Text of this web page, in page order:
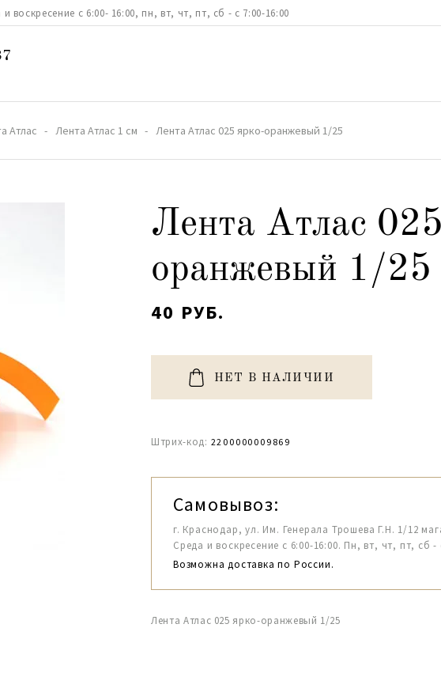
с 6:00- 16:00, пн, вт, чт, пт, сб - с 7:00-16:00
Атлас Лента Атлас 1 см Лента Атлас 025 ярко-оранжевый 1/25
Лента Атлас
оранжевый 1/25
40 РУБ.
НЕТ В НАЛИЧИИ
Штрих-код: 2200000009869
Самовывоз:
г. Краснодар, ул. Им. Генерала Трошева Г.Н. 1/12
Среда и воскресение с 6:00-16:00. Пн, вт, чт, пт, сб -
Возможна доставка по России.
Лента Атлас 025 ярко-оранжевый 1/25